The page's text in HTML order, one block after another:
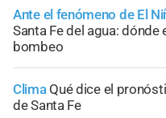
Ante el fenómeno de El
Santa Fe del agua:
bombeo
Clima Qué dice el
de Santa Fe